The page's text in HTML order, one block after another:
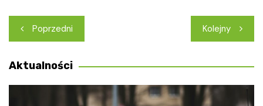
Nawigacja
wpisu
Poprzedni Kolejny
Aktualności